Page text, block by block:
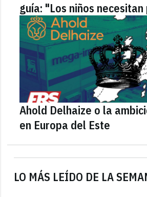
LO MÁS LEÍDO DE LA
guía: "Los niños
Ahold Delhaize o la
en Europa del Este